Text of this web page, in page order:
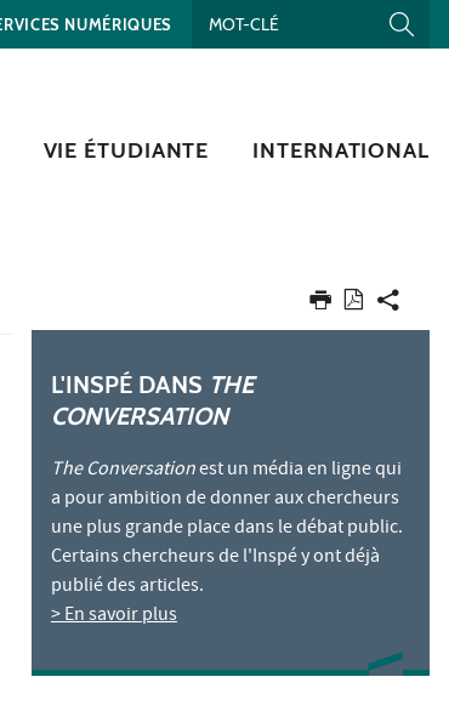
NUMÉRIQUES
VIE ÉTUDIANTE INTERNATIONAL
L'INSPÉ DANS THE
CONVERSATION
The Conversationest un média en ligne qui
a pour ambition de donner aux chercheurs
une plus grande place dans le débat public.
Certains chercheurs de l'Inspé y ont déjà
publié des articles.
> En savoir plus